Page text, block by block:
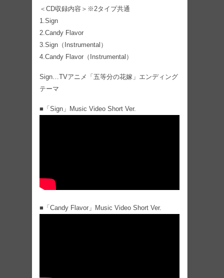
＜CD収録内容＞※2タイプ共通
1.Sign
2.Candy Flavor
3.Sign（Instrumental）
4.Candy Flavor（Instrumental）
Sign…TVアニメ「五等分の花嫁」エンディング
テーマ
■「Sign」Music Video Short Ver.
■「Candy Flavor」Music Video Short Ver.